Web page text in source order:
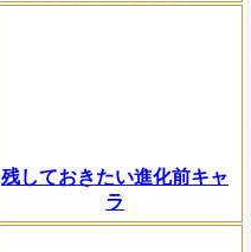
残しておきたい進化前キャ
ラ